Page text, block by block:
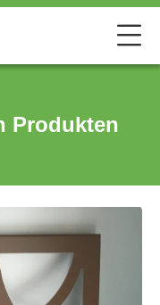
Produkten